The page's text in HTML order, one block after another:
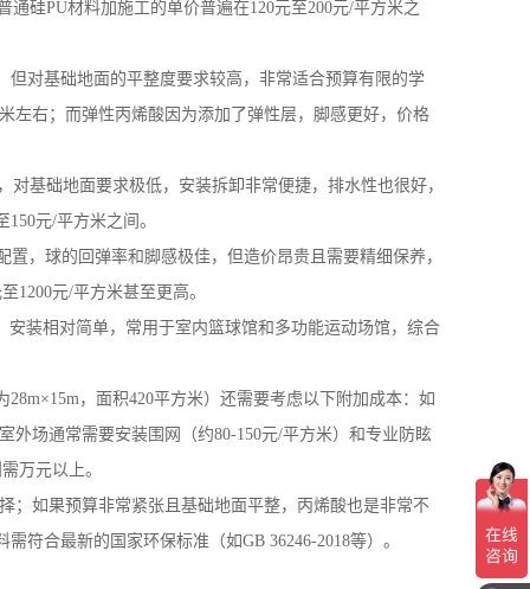
硅PU材料加施工的单价普遍在120元至200元/平方米之
对基础地面的平整度要求较高，非常适合预算有限的学
左右；而弹性丙烯酸因为添加了弹性层，脚感更好，价格
基础地面要求极低，安装拆卸非常便捷，排水性也很好，
元/平方米之间。
，球的回弹率和脚感极佳，但造价昂贵且需要精细保养，
1200元/平方米甚至更高。
装相对简单，常用于室内篮球馆和多功能运动场馆，综合
，面积420平方米）还需要考虑以下附加成本：如
外场通常需要安装围网（约80-150元/平方米）和专业防眩
万元以上。
；如果预算非常紧张且基础地面平整，丙烯酸也是非常不
符合最新的国家环保标准（如GB 36246-2018等）。